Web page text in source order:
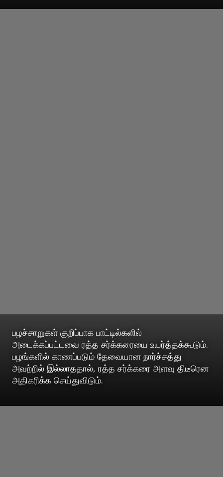
பழச்சாறுகள் குறிப்பாக பாட்டில்களில்
அடைக்கப்பட்டவை ரத்த சர்க்கரையை உயர்த்தக்கூடும்.
பழங்களில் காணப்படும் தேவையான நார்ச்சத்து
அவற்றில் இல்லாததால், ரத்த சர்க்கரை அளவு திடீரென
அதிகரிக்க செய்துவிடும்.